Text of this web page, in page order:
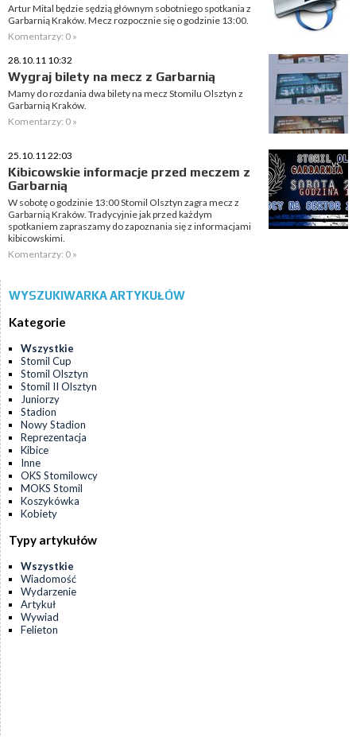
Artur Mital będzie sędzią głównym sobotniego spotkania z
Garbarnią Kraków. Mecz rozpocznie się o godzinie 13:00.
Komentarzy: 0 »
28.10.11 10:32
Wygraj bilety na mecz z Garbarnią
Mamy do rozdania dwa bilety na mecz Stomilu Olsztyn z
Garbarnią Kraków.
Komentarzy: 0 »
25.10.11 22:03
Kibicowskie informacje przed meczem z
Garbarnią
W sobotę o godzinie 13:00 Stomil Olsztyn zagra mecz z
Garbarnią Kraków. Tradycyjnie jak przed każdym
spotkaniem zapraszamy do zapoznania się z informacjami
kibicowskimi.
Komentarzy: 0 »
WYSZUKIWARKA ARTYKUŁÓW
Kategorie
Wszystkie
Stomil Cup
Stomil Olsztyn
Stomil II Olsztyn
Juniorzy
Stadion
Nowy Stadion
Reprezentacja
Kibice
Inne
OKS Stomilowcy
MOKS Stomil
Koszykówka
Kobiety
Typy artykułów
Wszystkie
Wiadomość
Wydarzenie
Artykuł
Wywiad
Felieton